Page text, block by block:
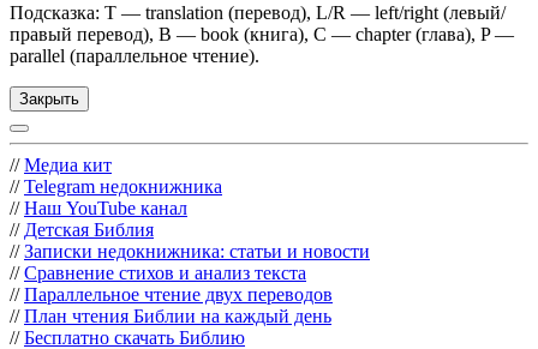
Подсказка: T — translation (перевод), L/R — left/right (левый/
правый перевод), B — book (книга), C — chapter (глава), P —
parallel (параллельное чтение).
Закрыть
// Медиа кит
// Telegram недокнижника
// Наш YouTube канал
// Детская Библия
// Записки недокнижника: статьи и новости
// Сравнение стихов и анализ текста
// Параллельное чтение двух переводов
// План чтения Библии на каждый день
// Бесплатно скачать Библию